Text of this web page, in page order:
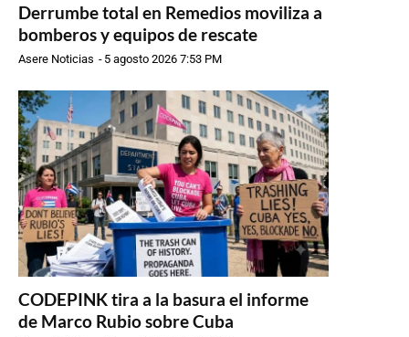
Derrumbe total en Remedios moviliza a
bomberos y equipos de rescate
Asere Noticias - 5 agosto 2026 7:53 PM
CODEPINK tira a la basura el informe
de Marco Rubio sobre Cuba